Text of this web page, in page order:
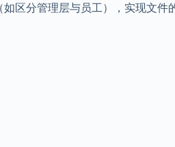
区分管理层与员工），实现文